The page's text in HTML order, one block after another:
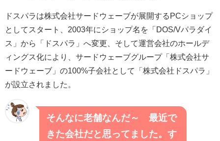
ドスパラは株式会社サードウェーブが展開するPCショップ
としてスタート、2003年にショップ名を「DOS/Vパラダイ
ス」から「ドスパラ」へ変更、そして運営会社のホールデ
ィングス化により、サードウェーブグループ「株式会社サ
ードウェーブ」の100%子会社として「株式会社ドスパラ」
が設立されました。
そんなに老舗なんだ～ 最近で
きた会社だと思ってました。す